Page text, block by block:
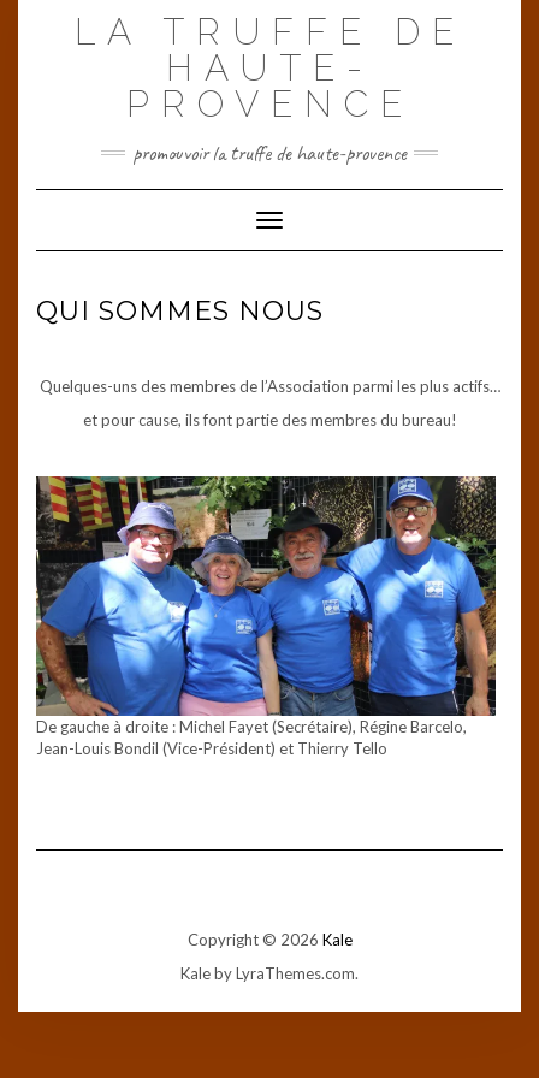
LA TRUFFE DE
HAUTE-
PROVENCE
promouvoir la truffe de haute-provence
Toggle Navigation
QUI SOMMES NOUS
Quelques-uns des membres de l’Association parmi les plus actifs…
et pour cause, ils font partie des membres du bureau!
De gauche à droite : Michel Fayet (Secrétaire), Régine Barcelo,
Jean-Louis Bondil (Vice-Président) et Thierry Tello
Copyright © 2026 Kale
Kaleby LyraThemes.com.